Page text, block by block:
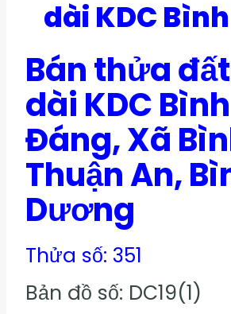
dài KDC
Bán thửa
dài KDC Bình
Đáng, Xã
Thuận An,
Dương
Thửa số: 351
Bản đồ số: DC19(1)